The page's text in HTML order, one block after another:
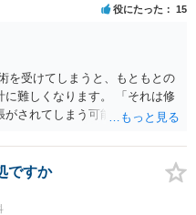
役にたった 15
を受けてしまうと、もともとの
難しくなります。 「それは修
されてしまう可能性があるか
を受けるまえに弁護士に相談
します。
ですか